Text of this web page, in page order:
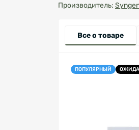
Производитель:
Все о товаре
ПОПУЛЯРНЫЙ